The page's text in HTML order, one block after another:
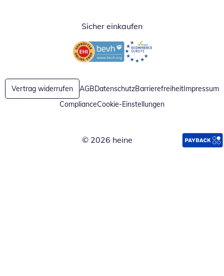
Sicher einkaufen
Öffnet in neuem FensterÖffnet in neuem Fenster
Vertrag widerrufen AGBDatenschutzBarrierefreiheitImpressum
ComplianceCookie-Einstellungen
© 2026 heine